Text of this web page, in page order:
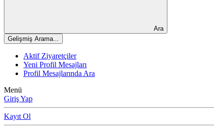
Ara
Gelişmiş Arama...
Aktif Ziyaretçiler
Yeni Profil Mesajları
Profil Mesajlarında Ara
Menü
Giriş Yap
Kayıt Ol